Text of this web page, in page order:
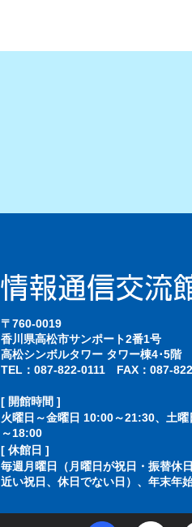
〒760-0019
香川県高松市サンポート2番1号
高松シンボルタワー タワー棟4･5階
TEL：087-822-0111 FAX：087-
[ 開館時間 ]
火曜日～金曜日 10:00～21:30、土
～18:00
[ 休館日 ]
毎週月曜日（月曜日が祝日・振替休
近い祝日、休日でない日）、年末年